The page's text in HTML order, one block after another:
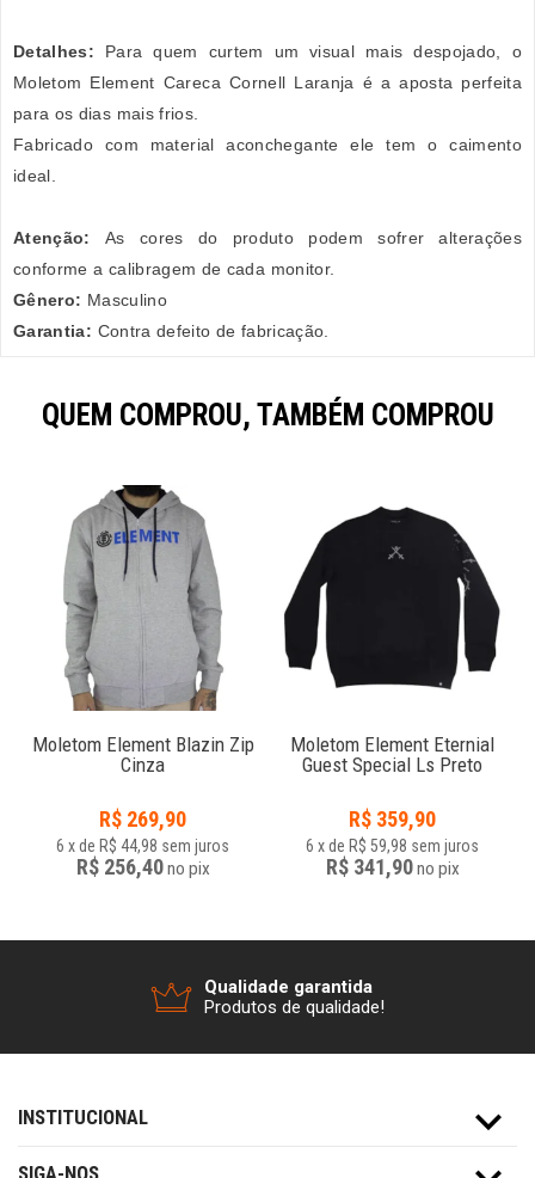
Detalhes: Para quem curtem um visual mais despojado, o
Moletom Element Careca Cornell Laranja é a aposta perfeita
para os dias mais frios.
Fabricado com material aconchegante ele tem o caimento
ideal.
Atenção:
As cores do produto podem sofrer alterações
conforme a calibragem de cada monitor.
Gênero: Masculino
Garantia: Contra defeito de fabricação.
QUEM COMPROU, TAMBÉM COMPROU
Moletom Element Blazin Zip
Cinza
R$ 269,90
6 xde R$ 44,98 sem juros
R$ 256,40no pix
Moletom Element Eternial
Guest Special Ls Preto
R$ 359,90
6 xde R$ 59,98 sem juros
R$ 341,90no pix
Qualidade garantida
Produtos de qualidade!
INSTITUCIONAL
SIGA-NOS